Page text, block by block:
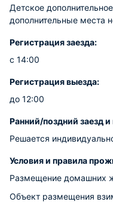
Детское
дополнительные места
Регистрация заезда:
с 14:00
Регистрация выезда:
до 12:00
Ранний/поздний заезд
Решается
Условия и правила
Размещение домашних
Объект размещения